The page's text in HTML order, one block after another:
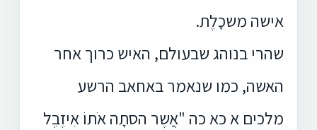
אישה משכָלֶת.
שהרי בנוהג שבעולם, האיש כרוך אחר
האשה, כמו שנאמר באחאב הרשע
מלכים א כא כה "אֲשֶר הסתָה אֹתוֹ אִיזֶבֶל